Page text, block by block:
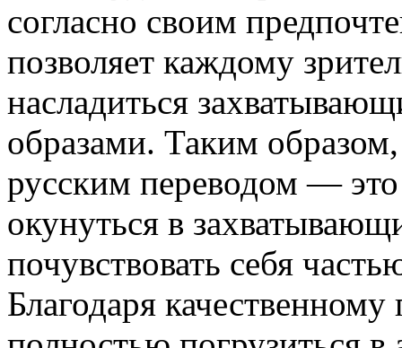
согласно своим
позволяет каждому
насладиться
образами. Таким
русским переводом —
окунуться в
почувствовать себя
Благодаря